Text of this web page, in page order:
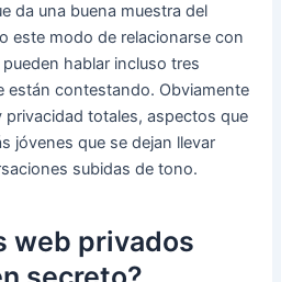
da una buena muestra del
este modo de relacionarse con
hablar incluso tres
están contestando. Obviamente
totales, aspectos que
jóvenes que se dejan llevar
subidas de tono.
web privados